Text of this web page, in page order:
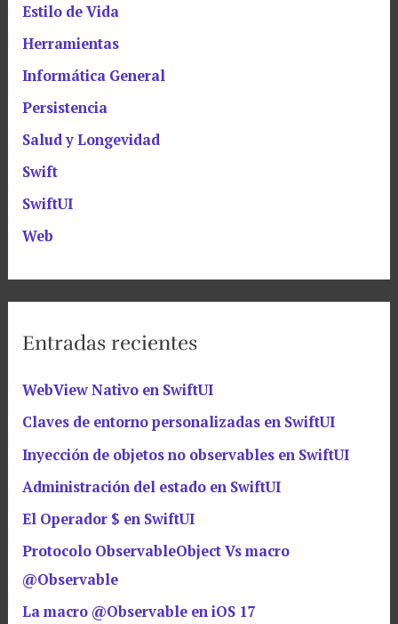
Estilo de Vida
Herramientas
Informática General
Persistencia
Salud y Longevidad
Swift
SwiftUI
Web
Entradas recientes
WebView Nativo en SwiftUI
Claves de entorno personalizadas en SwiftUI
Inyección de objetos no observables en SwiftUI
Administración del estado en SwiftUI
El Operador $ en SwiftUI
Protocolo ObservableObject Vs macro
@Observable
La macro @Observable en iOS 17